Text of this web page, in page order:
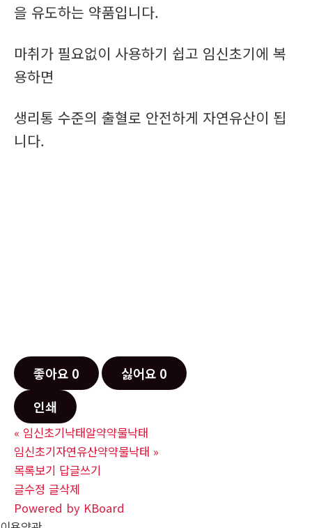
을 유도하는 약품입니다.
마취가 필요없이 사용하기 쉽고 임신초기에 복
용하면
생리통 수준의 출혈로 안전하게 자연유산이 됩
니다.
좋아요 0 싫어요 0
인쇄
« 임신초기낙태알약약물낙태
임신초기자연유산약약물낙태 »
목록보기 답글쓰기
글수정 글삭제
Powered by KBoard